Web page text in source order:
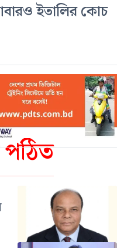
পঠিত
ইতালির কোচ